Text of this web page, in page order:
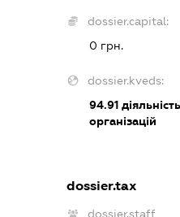
dossier.capital:
0 грн.
dossier.kveds:
94.91
організацій
dossier.tax
dossier.staff